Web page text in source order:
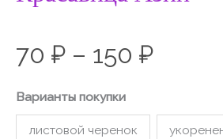
70 ₽ – 150 ₽
Варианты покупки
листовой черенок